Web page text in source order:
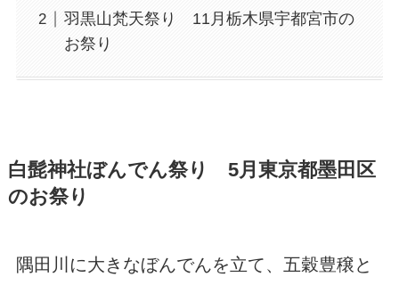
羽黒山梵天祭り 11月栃木県宇都宮市の
お祭り
白髭神社ぼんでん祭り 5月東京都墨田区
のお祭り
隅田川に大きなぼんでんを立て、五穀豊穣と